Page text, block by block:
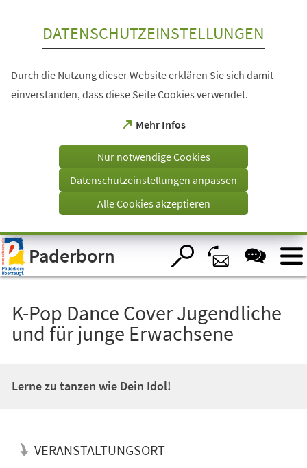
Visuelle
Assistenzsoftware
öffnen.
DATENSCHUTZEINSTELLUNGEN
Durch die Nutzung dieser Website erklären Sie sich damit
einverstanden, dass diese Seite Cookies verwendet.
Mehr Infos
(Öffnet
einem
Tab)
Nur notwendige Cookies
Datenschutzeinstellungen anpassen
Alle Cookies akzeptieren
Paderborn
K-Pop Dance Cover Jugendliche
und für junge Erwachsene
Lerne zu tanzen wie Dein Idol!
VERANSTALTUNGSORT